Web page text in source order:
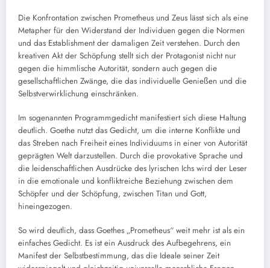
Die Konfrontation zwischen Prometheus und Zeus lässt sich als eine
Metapher für den Widerstand der Individuen gegen die Normen
und das Establishment der damaligen Zeit verstehen. Durch den
kreativen Akt der Schöpfung stellt sich der Protagonist nicht nur
gegen die himmlische Autorität, sondern auch gegen die
gesellschaftlichen Zwänge, die das individuelle Genießen und die
Selbstverwirklichung einschränken.
Im sogenannten Programmgedicht manifestiert sich diese Haltung
deutlich. Goethe nutzt das Gedicht, um die interne Konflikte und
das Streben nach Freiheit eines Individuums in einer von Autorität
geprägten Welt darzustellen. Durch die provokative Sprache und
die leidenschaftlichen Ausdrücke des lyrischen Ichs wird der Leser
in die emotionale und konfliktreiche Beziehung zwischen dem
Schöpfer und der Schöpfung, zwischen Titan und Gott,
hineingezogen.
So wird deutlich, dass Goethes „Prometheus“ weit mehr ist als ein
einfaches Gedicht. Es ist ein Ausdruck des Aufbegehrens, ein
Manifest der Selbstbestimmung, das die Ideale seiner Zeit